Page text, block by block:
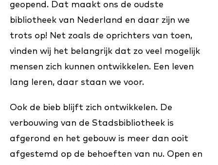
geopend. Dat maakt ons de oudste
bibliotheek van Nederland en daar zijn we
trots op! Net zoals de oprichters van toen,
vinden wij het belangrijk dat zo veel mogelijk
mensen zich kunnen ontwikkelen. Een leven
lang leren, daar staan we voor.
Ook de bieb blijft zich ontwikkelen. De
verbouwing van de Stadsbibliotheek is
afgerond en het gebouw is meer dan ooit
afgestemd op de behoeften van nu. Open en